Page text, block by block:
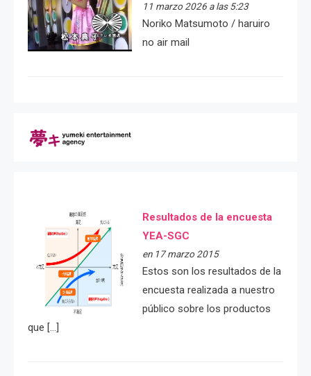
11 marzo 2026 a las 5:23
Noriko Matsumoto / haruiro
no air mail
Resultados de la encuesta
YEA-SGC
en 17 marzo 2015
Estos son los resultados de la
encuesta realizada a nuestro
público sobre los productos
que […]